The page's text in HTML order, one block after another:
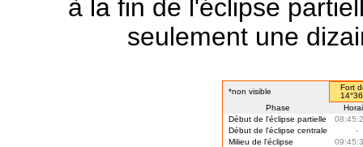
à la fin de l'éclipse
seulement une
*non visible
Fort
Phase
Début de l'éclipse partielle
Début de l'éclipse centrale
-
Milieu de l'éclipse